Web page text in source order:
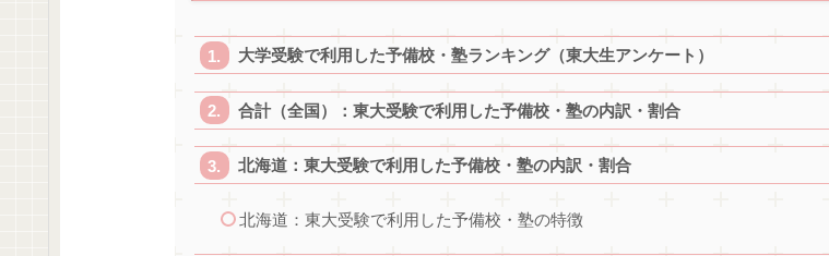
大学受験で利用した予備校・塾ランキング（東大生アンケート）
合計（全国）：東大受験で利用した予備校・塾の内訳・割合
北海道：東大受験で利用した予備校・塾の内訳・割合
北海道：東大受験で利用した予備校・塾の特徴